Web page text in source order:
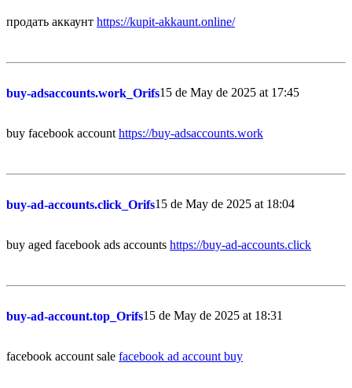
продать аккаунт https://kupit-akkaunt.online/
buy-adsaccounts.work_Orifs15 de May de 2025 at 17:45
buy facebook account https://buy-adsaccounts.work
buy-ad-accounts.click_Orifs15 de May de 2025 at 18:04
buy aged facebook ads accounts https://buy-ad-accounts.click
buy-ad-account.top_Orifs15 de May de 2025 at 18:31
facebook account sale facebook ad account buy